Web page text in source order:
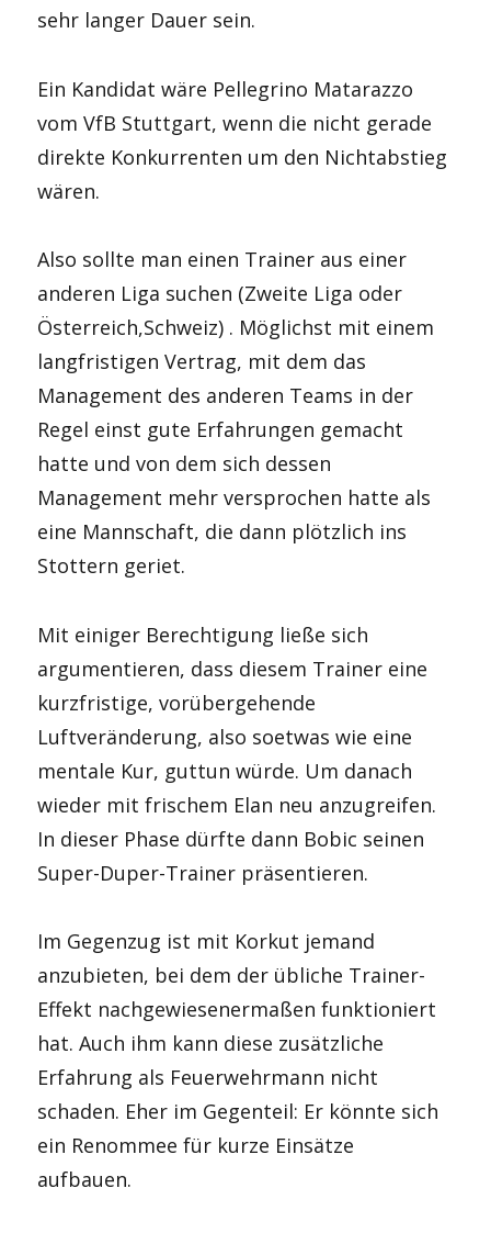
sehr langer Dauer sein.
Ein Kandidat wäre Pellegrino Matarazzo
vom VfB Stuttgart, wenn die nicht gerade
direkte Konkurrenten um den Nichtabstieg
wären.
Also sollte man einen Trainer aus einer
anderen Liga suchen (Zweite Liga oder
Österreich,Schweiz) . Möglichst mit einem
langfristigen Vertrag, mit dem das
Management des anderen Teams in der
Regel einst gute Erfahrungen gemacht
hatte und von dem sich dessen
Management mehr versprochen hatte als
eine Mannschaft, die dann plötzlich ins
Stottern geriet.
Mit einiger Berechtigung ließe sich
argumentieren, dass diesem Trainer eine
kurzfristige, vorübergehende
Luftveränderung, also soetwas wie eine
mentale Kur, guttun würde. Um danach
wieder mit frischem Elan neu anzugreifen.
In dieser Phase dürfte dann Bobic seinen
Super-Duper-Trainer präsentieren.
Im Gegenzug ist mit Korkut jemand
anzubieten, bei dem der übliche Trainer-
Effekt nachgewiesenermaßen funktioniert
hat. Auch ihm kann diese zusätzliche
Erfahrung als Feuerwehrmann nicht
schaden. Eher im Gegenteil: Er könnte sich
ein Renommee für kurze Einsätze
aufbauen.